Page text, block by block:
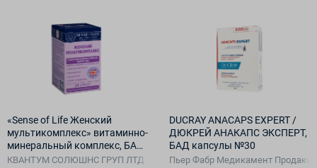
«Sense of Life Женский
мультикомплекс» витаминно-
минеральный комплекс, БАД
капсулы №60
КВАНТУМ СОЛЮШНС ГРУП ЛТД
DUCRAY ANACAPS EXPERT /
ДЮКРЕЙ АНАКАПС ЭКСПЕРТ,
БАД капсулы №30
Пьер Фабр Медикамент